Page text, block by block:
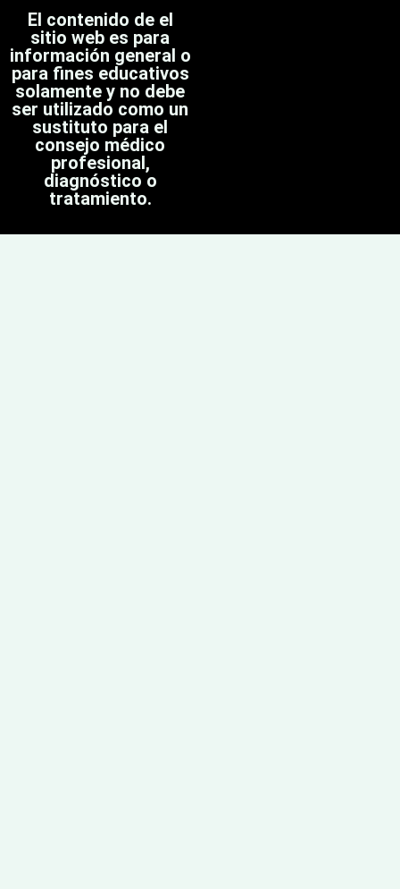
El contenido de el
sitio web es para
información general o
para fines educativos
solamente y no debe
ser utilizado como un
sustituto para el
consejo médico
profesional,
diagnóstico o
tratamiento.